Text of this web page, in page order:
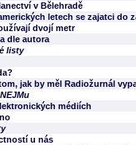
v Bělehradě
letech se zajatci do
dvojí metr
dle autora
listy
jak by měl Radiožurnál
NEJMu
médiích
u nás